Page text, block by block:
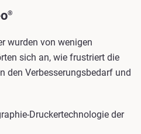
®
wurden von wenigen
sich an, wie frustriert die
den Verbesserungsbedarf und
Druckertechnologie der